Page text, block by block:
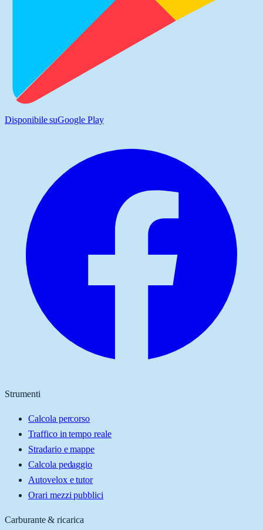
Disponibile suGoogle Play
Strumenti
Calcola percorso
Traffico in tempo reale
Stradario e mappe
Calcola pedaggio
Autovelox e tutor
Orari mezzi pubblici
Carburante & ricarica